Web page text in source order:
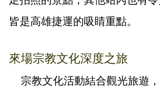
皆是高雄捷運的吸睛重點。
來場宗教文化深度之旅
宗教文化活動結合觀光旅遊，